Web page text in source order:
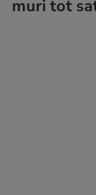
muri tot